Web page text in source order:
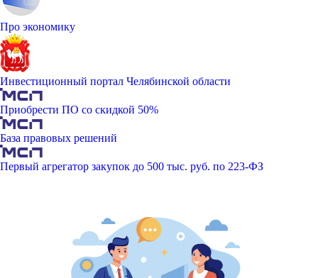
Про экономику
Инвестиционный портал Челябинской области
Приобрести ПО со скидкой 50%
База правовых решений
Первый агрегатор закупок до 500 тыс. руб. по 223-ФЗ